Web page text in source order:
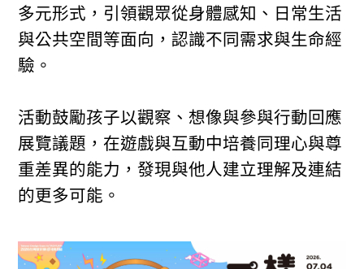
多元形式，引領觀眾從身體感知、日常生活
與公共空間等面向，認識不同需求與生命經
驗。
活動鼓勵孩子以觀察、想像與參與行動回應
展覽議題，在遊戲與互動中培養同理心與尊
重差異的能力，發現與他人建立理解及連結
的更多可能。